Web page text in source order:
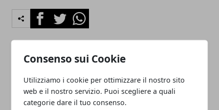
Consenso sui Cookie
Utilizziamo i cookie per ottimizzare il nostro sito
web e il nostro servizio. Puoi scegliere a quali
categorie dare il tuo consenso.
FacebookTwitterWhatsapp
Come prepararsi per i
concorsi delle forze
armate: alcuni utili consigli
Costume intero o bikini:
quale scegliere per